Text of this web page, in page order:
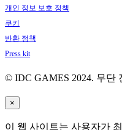
개인 정보 보호 정책
쿠키
반환 정책
Press kit
© IDC GAMES 2024. 무단
×
이 웹 사이트는 사용자가